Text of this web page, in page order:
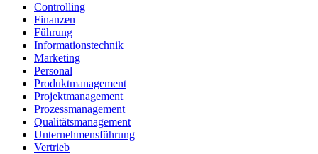
Controlling
Finanzen
Führung
Informationstechnik
Marketing
Personal
Produktmanagement
Projektmanagement
Prozessmanagement
Qualitätsmanagement
Unternehmensführung
Vertrieb